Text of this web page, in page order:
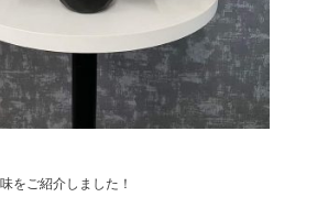
をご紹介しました！